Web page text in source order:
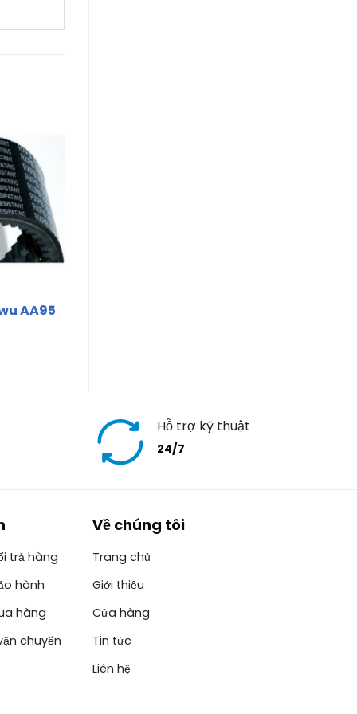
AA95
Hỗ trợ kỹ thuật
24/7
trả hàng
hành
hàng
chuyển
Về chúng tôi
Trang chủ
Giới thiệu
Cửa hàng
Tin tức
Liên hệ